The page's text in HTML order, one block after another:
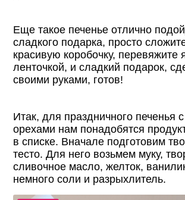
Еще такое печенье отлично
сладкого подарка, просто
красивую коробочку, перевяжите
ленточкой, и сладкий подарок,
своими руками, готов!
Итак, для праздничного печенья
орехами нам понадобятся
в списке. Вначале подготовим
тесто. Для него возьмем муку,
сливочное масло, желток,
немного соли и разрыхлитель.